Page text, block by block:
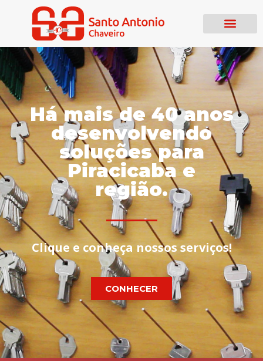
Há mais de 40 anos
desenvolvendo
soluções para
Piracicaba e
região.
Clique e conheça nossos serviços!
CONHECER